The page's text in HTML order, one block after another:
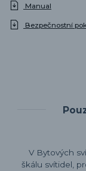
Manual
Bezpečnostní
V Bytových
škálu svítidel,